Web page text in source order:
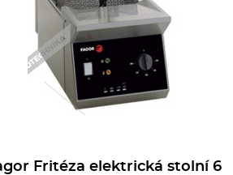
Fritéza elektrická stolní 6